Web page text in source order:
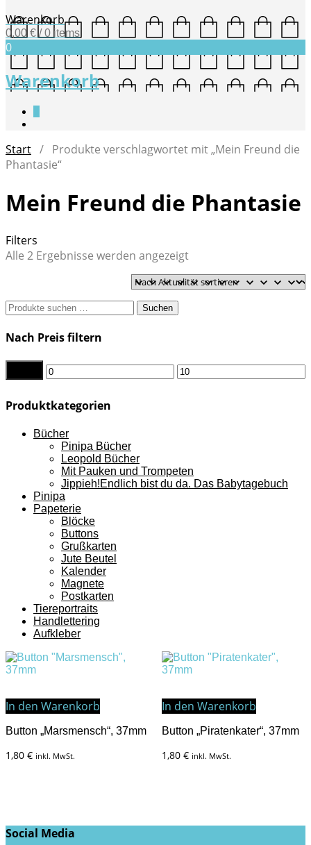
Warenkorb
0,00 € / 0 items
0
Warenkorb
Start / Produkte verschlagwortet mit „Mein Freund die
Phantasie“
Mein Freund die Phantasie
Filters
Alle 2 Ergebnisse werden angezeigtNach
sortiert
Suchen
Suchen
Nach Preis filtern
Min.
Max.
Produktkategorien
Bücher
Pinipa Bücher
Leopold Bücher
Mit Pauken und Trompeten
Jippieh!Endlich bist du da. Das Babytagebuch
Pinipa
Papeterie
Blöcke
Buttons
Grußkarten
Jute Beutel
Kalender
Magnete
Postkarten
Tiereportraits
Handlettering
Aufkleber
In den Warenkorb
Button „Marsmensch“, 37mm
1,80 € inkl. MwSt.
In den Warenkorb
Button „Piratenkater“, 37mm
1,80 € inkl. MwSt.
Social Media